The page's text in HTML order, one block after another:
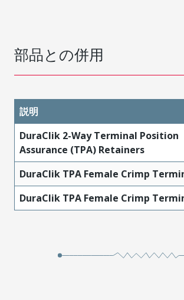
部品との併用
説明
DuraClik 2-Way Terminal Position
Assurance (TPA) Retainers
DuraClik TPA Female Crimp
DuraClik TPA Female Crimp